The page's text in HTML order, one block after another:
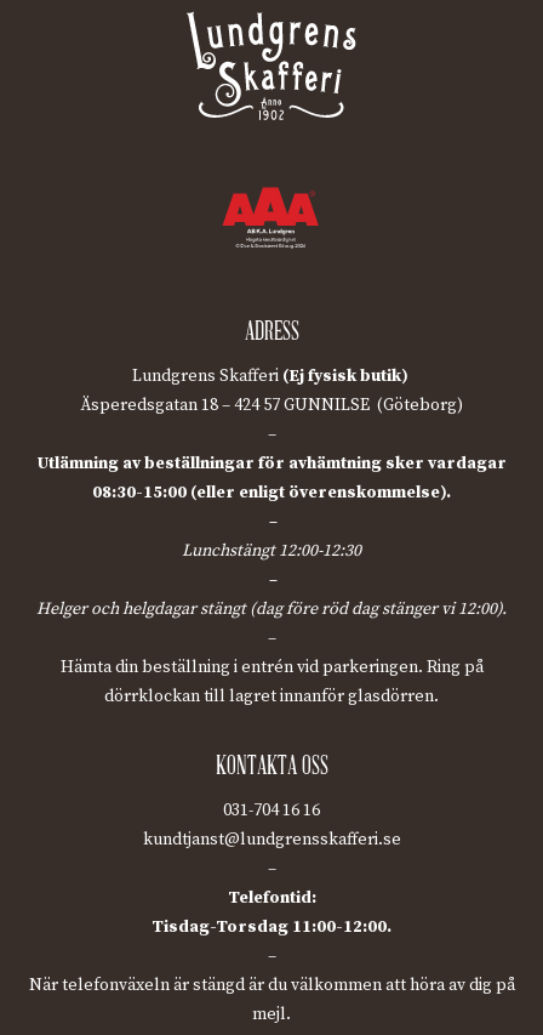
ADRESS
Lundgrens Skafferi (Ej fysisk butik)
Äsperedsgatan 18 – 424 57 GUNNILSE (Göteborg)
–
Utlämning av beställningar för avhämtning sker vardagar
08:30-15:00 (eller enligt överenskommelse).
–
Lunchstängt 12:00-12:30
–
Helger och helgdagar stängt (dag före röd dag stänger vi 12:00).
–
Hämta din beställning i entrén vid parkeringen. Ring på
dörrklockan till lagret innanför glasdörren.
KONTAKTA OSS
031-704 16 16
kundtjanst@lundgrensskafferi.se
–
Telefontid:
Tisdag-Torsdag 11:00-12:00.
–
När telefonväxeln är stängd är du välkommen att höra av dig på
mejl.